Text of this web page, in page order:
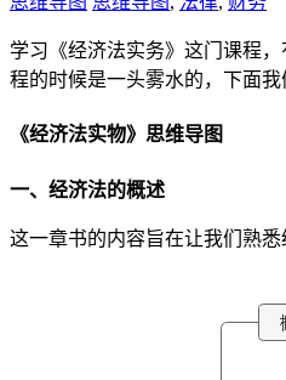
学习《经济法实务》这门课程
程的时候是一头雾水的，下面我
《经济法实物》思维导图
一、经济法的概述
这一章书的内容旨在让我们熟